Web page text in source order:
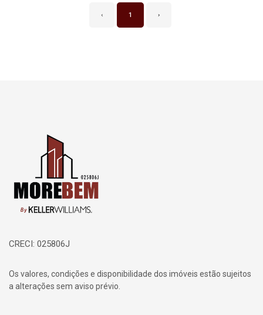
‹ 1 ›
Página inicial
CRECI: 025806J
Os valores, condições e disponibilidade dos imóveis estão sujeitos
a alterações sem aviso prévio.